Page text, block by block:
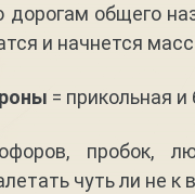
дорогам общего
и начнется
= прикольная
пробок,
чуть ли не к